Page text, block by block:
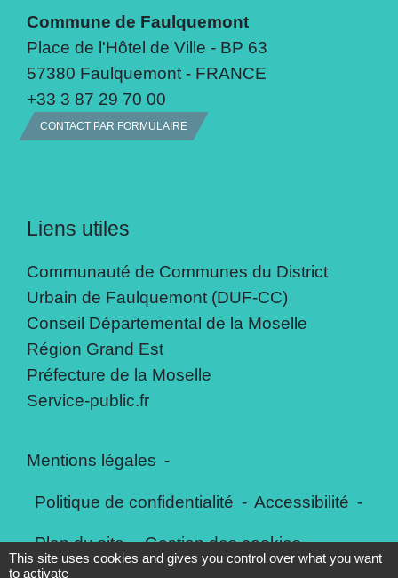
Commune de Faulquemont
Place de l'Hôtel de Ville - BP 63
57380 Faulquemont - FRANCE
+33 3 87 29 70 00
CONTACT PAR FORMULAIRE
Liens utiles
Communauté de Communes du District
Urbain de Faulquemont (DUF-CC)
Conseil Départemental de la Moselle
Région Grand Est
Préfecture de la Moselle
Service-public.fr
Mentions légales -
Politique de confidentialité - Accessibilité -
Plan du site - Gestion des cookies
This site uses cookies and gives you control over what you want
to activate